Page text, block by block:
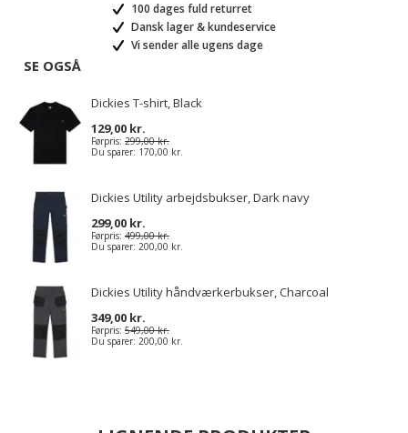
100 dages fuld returret
Dansk lager & kundeservice
Vi sender alle ugens dage
SE OGSÅ
Dickies T-shirt, Black
129,00 kr.
Førpris: 299,00 kr.
Du sparer: 170,00 kr.
Dickies Utility arbejdsbukser, Dark navy
299,00 kr.
Førpris: 499,00 kr.
Du sparer: 200,00 kr.
Dickies Utility håndværkerbukser, Charcoal
349,00 kr.
Førpris: 549,00 kr.
Du sparer: 200,00 kr.